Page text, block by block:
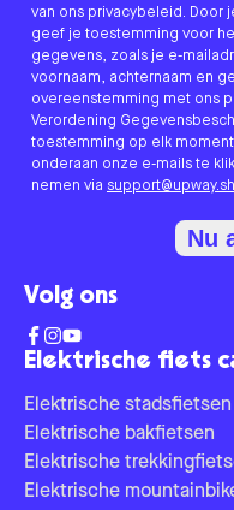
Elektrische fiets
Elektrische stadsfietsen
Elektrische bakfietsen
Elektrische
Elektrische
van ons privacybeleid. Door
geef je toestemming voor
gegevens, zoals je e-
voornaam, achternaam en
overeenstemming met ons
Verordening
toestemming op elk
onderaan onze e-mails te
nemen via
Nu
Volg ons